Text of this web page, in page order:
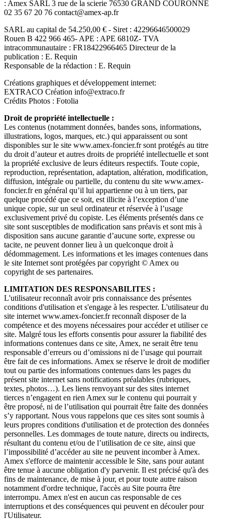
: Amex SARL 3 rue de la scierie 76530 GRAND COURONNE
02 35 67 20 76 contact@amex-ap.fr
SARL au capital de 54.250,00 € - Siret : 42296646500029
Rouen B 422 966 465- APE : APE 6810Z- TVA
intracommunautaire : FR18422966465 Directeur de la
publication : E. Requin
Responsable de la rédaction : E. Requin
Créations graphiques et développement internet:
EXTRACO Création info@extraco.fr
Crédits Photos : Fotolia
Droit de propriété intellectuelle :
Les contenus (notamment données, bandes sons, informations,
illustrations, logos, marques, etc.) qui apparaissent ou sont
disponibles sur le site www.amex-foncier.fr sont protégés au titre
du droit d’auteur et autres droits de propriété intellectuelle et sont
la propriété exclusive de leurs éditeurs respectifs. Toute copie,
reproduction, représentation, adaptation, altération, modification,
diffusion, intégrale ou partielle, du contenu du site www.amex-
foncier.fr en général qu’il lui appartienne ou à un tiers, par
quelque procédé que ce soit, est illicite à l’exception d’une
unique copie, sur un seul ordinateur et réservée à l’usage
exclusivement privé du copiste. Les éléments présentés dans ce
site sont susceptibles de modification sans préavis et sont mis à
disposition sans aucune garantie d’aucune sorte, expresse ou
tacite, ne peuvent donner lieu à un quelconque droit à
dédommagement. Les informations et les images contenues dans
le site Internet sont protégées par copyright © Amex ou
copyright de ses partenaires.
LIMITATION DES RESPONSABILITES :
L'utilisateur reconnaît avoir pris connaissance des présentes
conditions d'utilisation et s'engage à les respecter. L'utilisateur du
site internet www.amex-foncier.fr reconnaît disposer de la
compétence et des moyens nécessaires pour accéder et utiliser ce
site. Malgré tous les efforts consentis pour assurer la fiabilité des
informations contenues dans ce site, Amex, ne serait être tenu
responsable d’erreurs ou d’omissions ni de l’usage qui pourrait
être fait de ces informations. Amex se réserve le droit de modifier
tout ou partie des informations contenues dans les pages du
présent site internet sans notifications préalables (rubriques,
textes, photos…). Les liens renvoyant sur des sites internet
tierces n’engagent en rien Amex sur le contenu qui pourrait y
être proposé, ni de l’utilisation qui pourrait être faite des données
s’y rapportant. Nous vous rappelons que ces sites sont soumis à
leurs propres conditions d'utilisation et de protection des données
personnelles. Les dommages de toute nature, directs ou indirects,
résultant du contenu et/ou de l’utilisation de ce site, ainsi que
l’impossibilité d’accéder au site ne peuvent incomber à Amex.
Amex s'efforce de maintenir accessible le Site, sans pour autant
être tenue à aucune obligation d'y parvenir. Il est précisé qu'à des
fins de maintenance, de mise à jour, et pour toute autre raison
notamment d'ordre technique, l'accès au Site pourra être
interrompu. Amex n'est en aucun cas responsable de ces
interruptions et des conséquences qui peuvent en découler pour
l'Utilisateur.